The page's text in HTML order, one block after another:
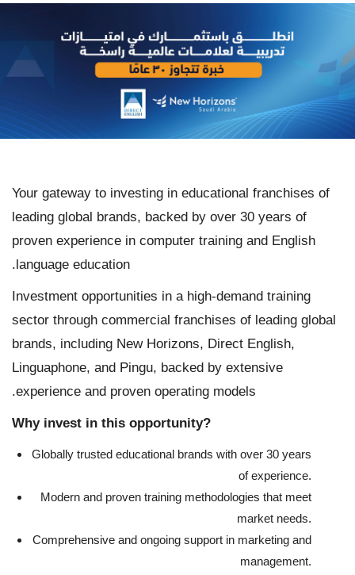
Your gateway to investing in educational franchises of
leading global brands, backed by over 30 years of
proven experience in computer training and English
language education.
Investment opportunities in a high-demand training
sector through commercial franchises of leading global
brands, including New Horizons, Direct English,
Linguaphone, and Pingu, backed by extensive
experience and proven operating models.
Why invest in this opportunity?
Globally trusted educational brands with over 30 years
of experience.
Modern and proven training methodologies that meet
market needs.
Comprehensive and ongoing support in marketing and
management.